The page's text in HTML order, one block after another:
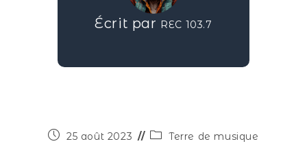
Écrit par REC 103.7
25 août 2023 Terre de musique